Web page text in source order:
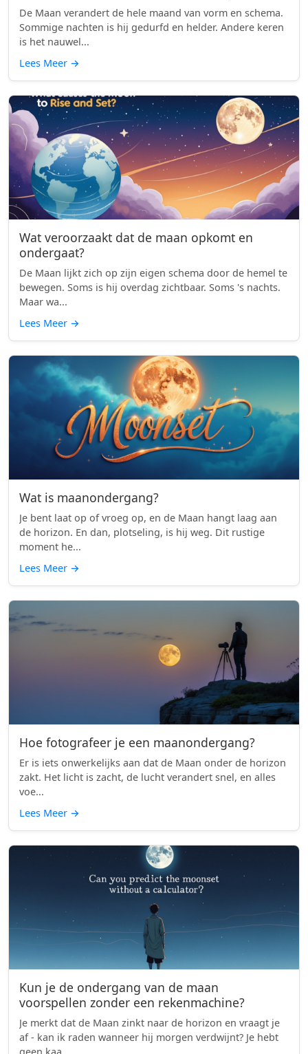
De Maan verandert de hele maand van vorm en schema.
Sommige nachten is hij gedurfd en helder. Andere keren
is het nauwel...
Lees Meer →
Wat veroorzaakt dat de maan opkomt en
ondergaat?
De Maan lijkt zich op zijn eigen schema door de hemel te
bewegen. Soms is hij overdag zichtbaar. Soms 's nachts.
Maar wa...
Lees Meer →
Wat is maanondergang?
Je bent laat op of vroeg op, en de Maan hangt laag aan
de horizon. En dan, plotseling, is hij weg. Dit rustige
moment he...
Lees Meer →
Hoe fotografeer je een maanondergang?
Er is iets onwerkelijks aan dat de Maan onder de horizon
zakt. Het licht is zacht, de lucht verandert snel, en alles
voe...
Lees Meer →
Kun je de ondergang van de maan
voorspellen zonder een rekenmachine?
Je merkt dat de Maan zinkt naar de horizon en vraagt je
af - kan ik raden wanneer hij morgen verdwijnt? Je hebt